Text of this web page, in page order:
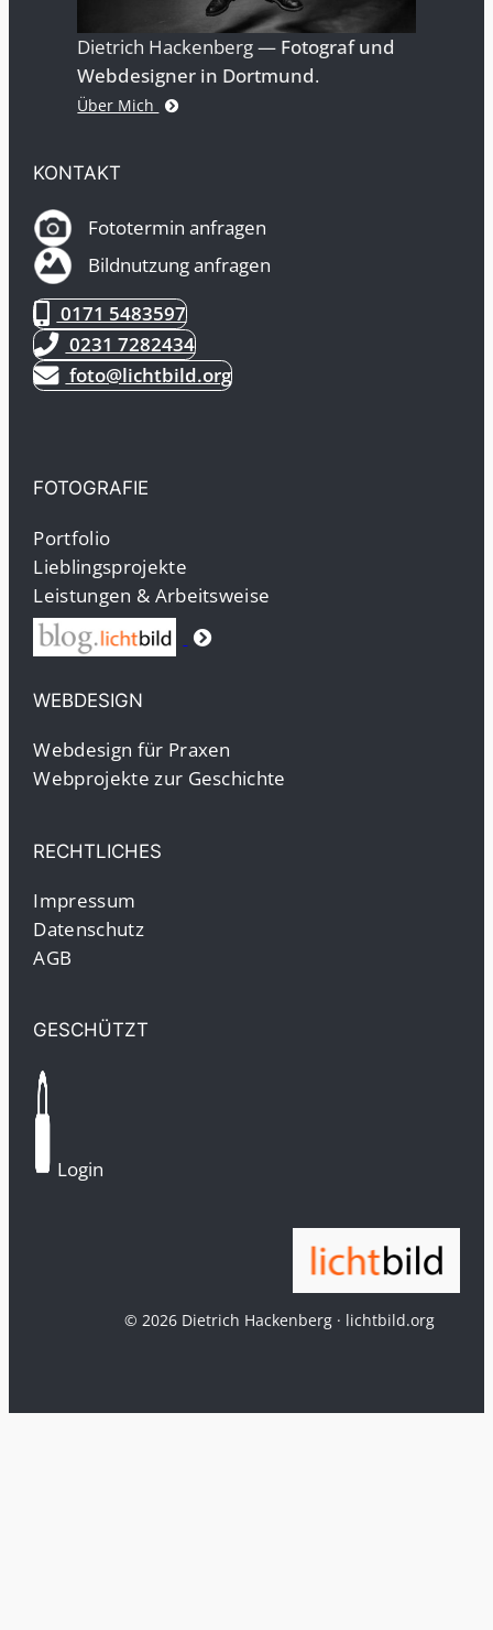
Dietrich Hackenberg — Fotograf und
Webdesigner in Dortmund.
Über Mich
KONTAKT
Fototermin anfragen
Bildnutzung anfragen
0171 5483597
0231 7282434
foto@lichtbild.org
FOTOGRAFIE
Portfolio
Lieblingsprojekte
Leistungen & Arbeitsweise
WEBDESIGN
Webdesign für Praxen
Webprojekte zur Geschichte
RECHTLICHES
Impressum
Datenschutz
AGB
GESCHÜTZT
Login
© 2026 Dietrich Hackenberg · lichtbild.org